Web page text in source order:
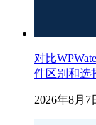
对比
件区别和选
2026年8月7